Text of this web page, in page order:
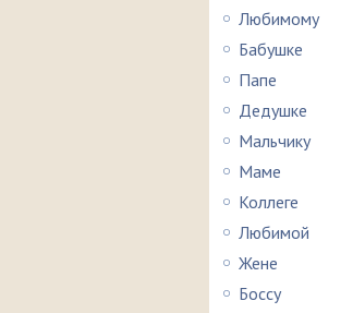
Любимому
Бабушке
Папе
Дедушке
Мальчику
Маме
Коллеге
Любимой
Жене
Боссу